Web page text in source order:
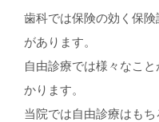
歯科では保険の効く保
があります。
自由診療では様々なこ
かります。
当院では自由診療はも